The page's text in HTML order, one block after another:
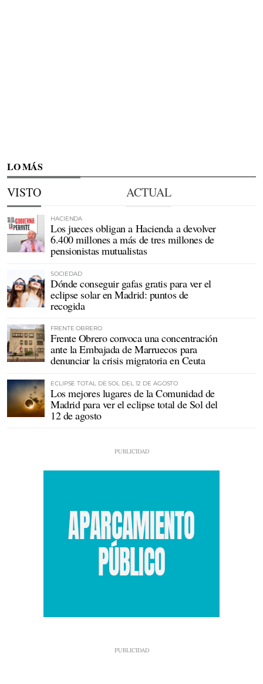
LO MÁS
VISTO ACTUAL
HACIENDA
Los jueces obligan a Hacienda a devolver
6.400 millones a más de tres millones de
pensionistas mutualistas
SOCIEDAD
Dónde conseguir gafas gratis para ver el
eclipse solar en Madrid: puntos de
recogida
FRENTE OBRERO
Frente Obrero convoca una concentración
ante la Embajada de Marruecos para
denunciar la crisis migratoria en Ceuta
ECLIPSE TOTAL DE SOL DEL 12 DE AGOSTO
Los mejores lugares de la Comunidad de
Madrid para ver el eclipse total de Sol del
12 de agosto